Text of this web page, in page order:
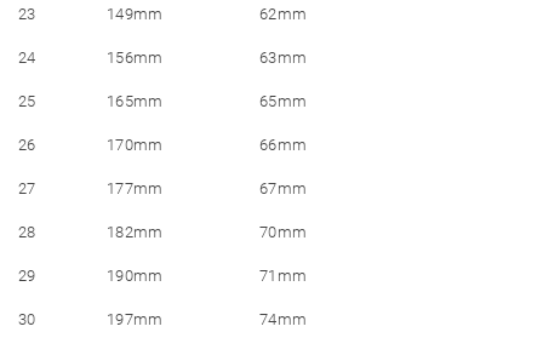
23 149mm 62mm
24 156mm 63mm
25 165mm 65mm
26 170mm 66mm
27 177mm 67mm
28 182mm 70mm
29 190mm 71mm
30 197mm 74mm